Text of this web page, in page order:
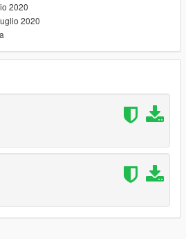
погружении в воду
2020
2020